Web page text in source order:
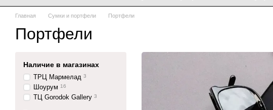
Главная Сумки и портфели Портфели
Портфели
Наличие в магазинах
ТРЦ Мармелад 3
Шоурум 16
ТЦ Gorodok Gallery 3